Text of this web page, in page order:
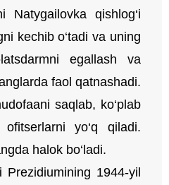
Natygailovka qishlog‘i
kechib o‘tadi va uning
egallash va
faol qatnashadi.
saqlab, ko‘plab
yo‘q qiladi.
halok bo‘ladi.
1944-yil